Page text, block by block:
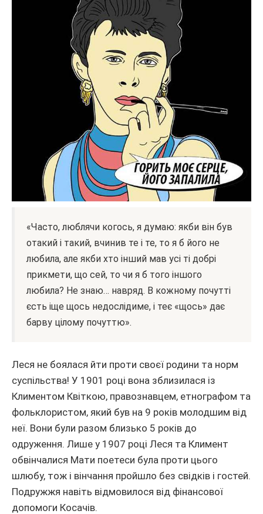
«Часто, люблячи когось, я думаю: якби він був
отакий і такий, вчинив те і те, то я б його не
любила, але якби хто інший мав усі ті добрі
прикмети, що сей, то чи я б того іншого
любила? Не знаю… навряд. В кожному почутті
єсть іще щось недослідиме, і теє «щось» дає
барву цілому почуттю».
Леся не боялася йти проти своєї родини та норм
суспільства! У 1901 році вона зблизилася із
Климентом Квіткою, правознавцем, етнографом та
фольклористом, який був на 9 років молодшим від
неї. Вони були разом близько 5 років до
одруження. Лише у 1907 році Леся та Климент
обвінчалися Мати поетеси була проти цього
шлюбу, тож і вінчання пройшло без свідків і гостей.
Подружжя навіть відмовилося від фінансової
допомоги Косачів.